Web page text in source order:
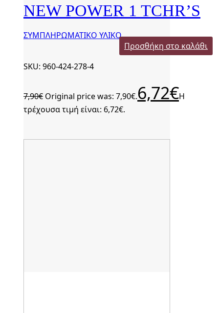
NEW POWER 1 TCHR’S
ΣΥΜΠΛΗΡΩΜΑΤΙΚΟ ΥΛΙΚΟ
Προσθήκη στο καλάθι
SKU: 960-424-278-4
7,90€ Original price was: 7,90€.6,72€Η
τρέχουσα τιμή είναι: 6,72€.